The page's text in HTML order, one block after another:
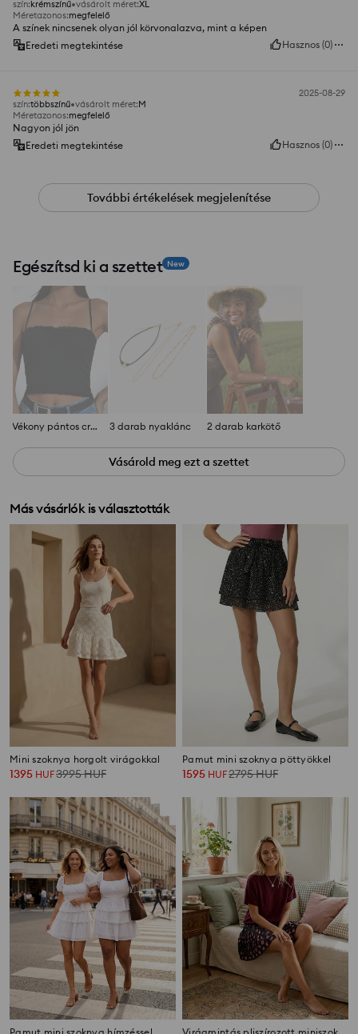
szín:krémszínű vásárolt méret:XL
Méretazonos:megfelelő
A színek nincsenek olyan jól körvonalazva, mint a képen
Eredeti megtekintése
Hasznos (0)
2025-08-29
szín:többszínű vásárolt méret:M
Méretazonos:megfelelő
Nagyon jól jön
Eredeti megtekintése
Hasznos (0)
További értékelések megjelenítése
Egészítsd ki a szettet New
Vékony pántos crop top 3 darab nyaklánc 2 darab karkötő
Vásárold meg ezt a szettet
Más vásárlók is választották
Mini szoknya horgolt virágokkal
1395 HUF3995HUF
Pamut mini szoknya pöttyökkel
1595 HUF2795HUF